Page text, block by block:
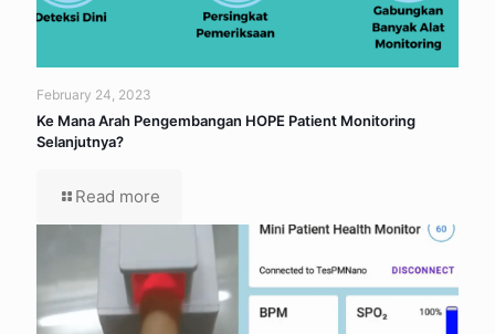
February 24, 2023
Ke Mana Arah Pengembangan HOPE Patient Monitoring
Selanjutnya?
Read more